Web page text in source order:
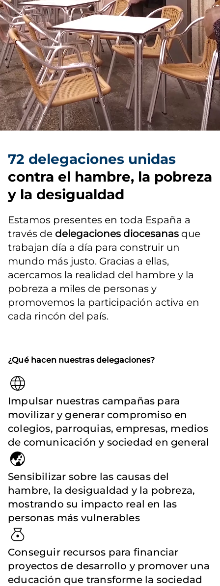
72 delegaciones unidas
contra el hambre, la pobreza
y la desigualdad
Estamos presentes en toda España a
través de delegaciones diocesanas que
trabajan día a día para construir un
mundo más justo. Gracias a ellas,
acercamos la realidad del hambre y la
pobreza a miles de personas y
promovemos la participación activa en
cada rincón del país.
¿Qué hacen nuestras delegaciones?
Impulsar nuestras campañas para
movilizar y generar compromiso en
colegios, parroquias, empresas, medios
de comunicación y sociedad en general
Sensibilizar sobre las causas del
hambre, la desigualdad y la pobreza,
mostrando su impacto real en las
personas más vulnerables
Conseguir recursos para financiar
proyectos de desarrollo y promover una
educación que transforme la sociedad